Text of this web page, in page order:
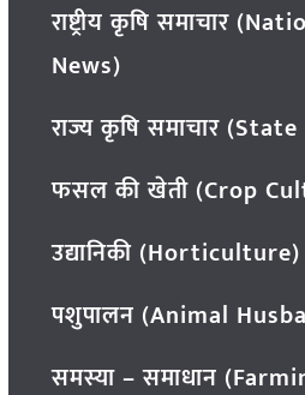
राष्ट्रीय कृषि समाचार
News)
राज्य कृषि समाचार
फसल की खेती (Crop
उद्यानिकी (Horticulture)
पशुपालन (Animal
समस्या – समाधान